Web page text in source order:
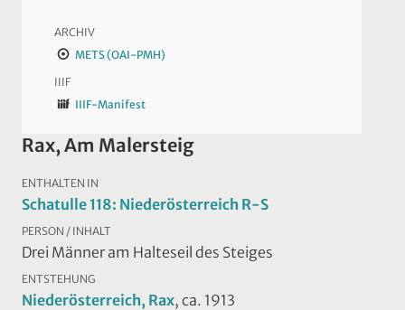
ARCHIV
METS (OAI-PMH)
IIIF
IIIF-Manifest
Rax, Am Malersteig
ENTHALTEN IN
Schatulle 118: Niederösterreich R-S
PERSON / INHALT
Drei Männer am Halteseil des Steiges
ENTSTEHUNG
Niederösterreich, Rax, ca. 1913